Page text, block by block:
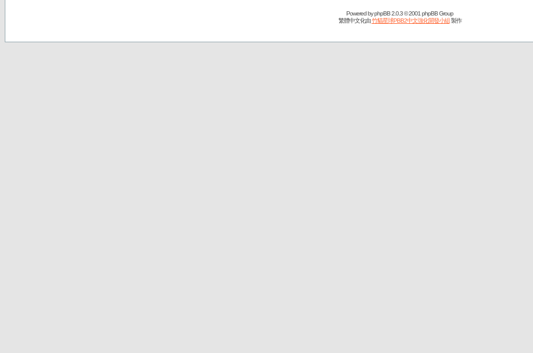
Powered byphpBB2.0.3 © 2001 phpBB Group
繁體中文化由竹貓星球PBB2中文強化開發小組製作